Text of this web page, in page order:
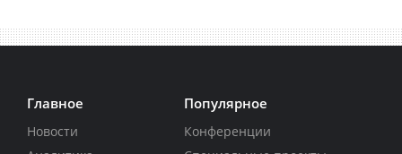
Главное
Новости
Популярное
Конференции